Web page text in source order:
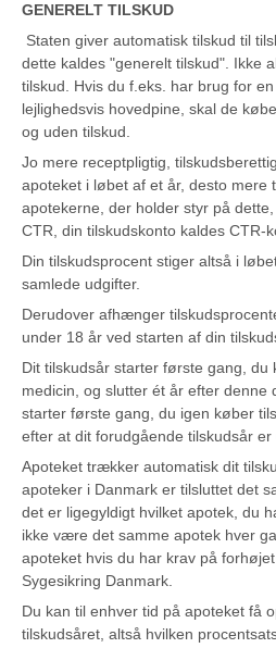
GENERELT TILSKUD
Staten giver automatisk tilskud til
dette kaldes "generelt tilskud". Ikke
tilskud. Hvis du f.eks. har brug for
lejlighedsvis hovedpine, skal de
og uden tilskud.
Jo mere receptpligtig,
apoteket i løbet af et år, desto mere
apotekerne, der holder styr på
CTR, din tilskudskonto kaldes CTR-
Din tilskudsprocent stiger altså i
samlede udgifter.
Derudover afhænger
under 18 år ved starten af din
Dit tilskudsår starter første gang, du
medicin, og slutter ét år efter denne
starter første gang, du igen køber
efter at dit forudgående tilskudsår er
Apoteket trækker automatisk dit
apoteker i Danmark er tilsluttet det
det er ligegyldigt hvilket apotek, du
ikke være det samme apotek hver
apoteket hvis du har krav på
Sygesikring Danmark.
Du kan til enhver tid på apoteket få
tilskudsåret, altså hvilken